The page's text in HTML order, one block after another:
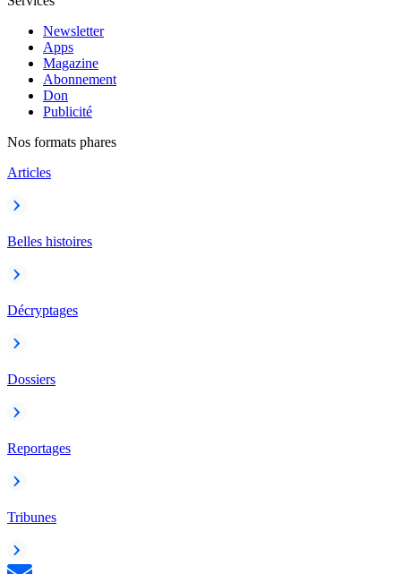
Newsletter
Apps
Magazine
Abonnement
Don
Publicité
Nos formats phares
Articles
Belles histoires
Décryptages
Dossiers
Reportages
Tribunes